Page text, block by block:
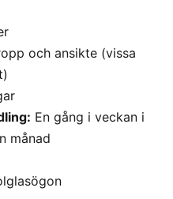
och ansikte (vissa
En gång i veckan i
månad